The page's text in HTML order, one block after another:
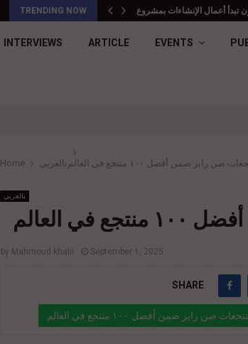
TRENDING NOW
INTERVIEWS ARTICLE EVENTS
Home بالعربي صن رايز ضمن أفضل ١٠٠ منتجع في العالم
بالعربي
العالم
by Mahmoud khalil September 1, 2025
SHARE
صن رايز ضمن أفضل ١٠٠ منتجع في العالم